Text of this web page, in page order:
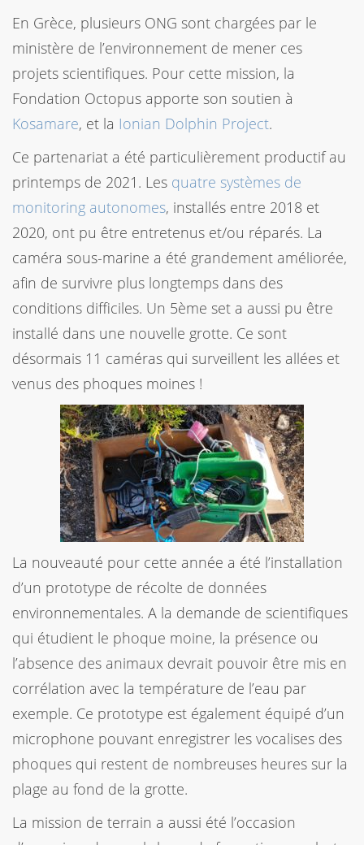
En Grèce, plusieurs ONG sont chargées par le
ministère de l’environnement de mener ces
projets scientifiques. Pour cette mission, la
Fondation Octopus apporte son soutien à
Kosamare, et la Ionian Dolphin Project.
Ce partenariat a été particulièrement productif au
printemps de 2021. Les quatre systèmes de
monitoring autonomes, installés entre 2018 et
2020, ont pu être entretenus et/ou réparés. La
caméra sous-marine a été grandement améliorée,
afin de survivre plus longtemps dans des
conditions difficiles. Un 5ème set a aussi pu être
installé dans une nouvelle grotte. Ce sont
désormais 11 caméras qui surveillent les allées et
venus des phoques moines !
La nouveauté pour cette année a été l’installation
d’un prototype de récolte de données
environnementales. A la demande de scientifiques
qui étudient le phoque moine, la présence ou
l’absence des animaux devrait pouvoir être mis en
corrélation avec la température de l’eau par
exemple. Ce prototype est également équipé d’un
microphone pouvant enregistrer les vocalises des
phoques qui restent de nombreuses heures sur la
plage au fond de la grotte.
La mission de terrain a aussi été l’occasion